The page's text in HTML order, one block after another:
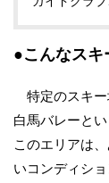
●こんなスキ
特定のスキー
白馬バレーと
このエリアは
いコンディシ